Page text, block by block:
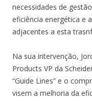
necessidades de
eficiência energética e
adjacentes a esta
Na sua intervenção,
Products VP da
“Guide Lines” e o
visem a melhoria da